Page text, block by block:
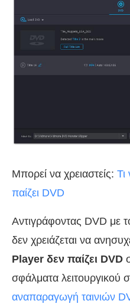
Μπορεί να χρειαστείς: Τι
παίζει DVD
Αντιγράφοντας DVD με
δεν χρειάζεται να
Player δεν παίζει DVD
σφάλματα λειτουργικού
αναπαραγωγή ταινιών